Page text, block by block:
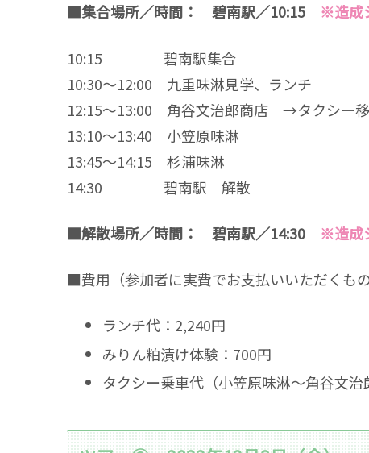
■集合場所／時間： 碧南駅／10:15 ※造成
10:15 碧南駅集合
10:30～12:00 九重味淋見学、ランチ
12:15～13:00 角谷文治郎商店 →タクシー
13:10～13:40 小笠原味淋
13:45～14:15 杉浦味淋
14:30 碧南駅 解散
■解散場所／時間： 碧南駅／14:30 ※造成
■費用（参加者に実費でお支払いいただくもの
ランチ代：2,240円
みりん粕漬け体験：700円
タクシー乗車代（小笠原味淋～角谷文